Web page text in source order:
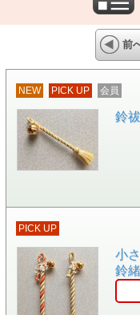
前
NEW PICK UP 会員
鈴
PICK UP
小
鈴